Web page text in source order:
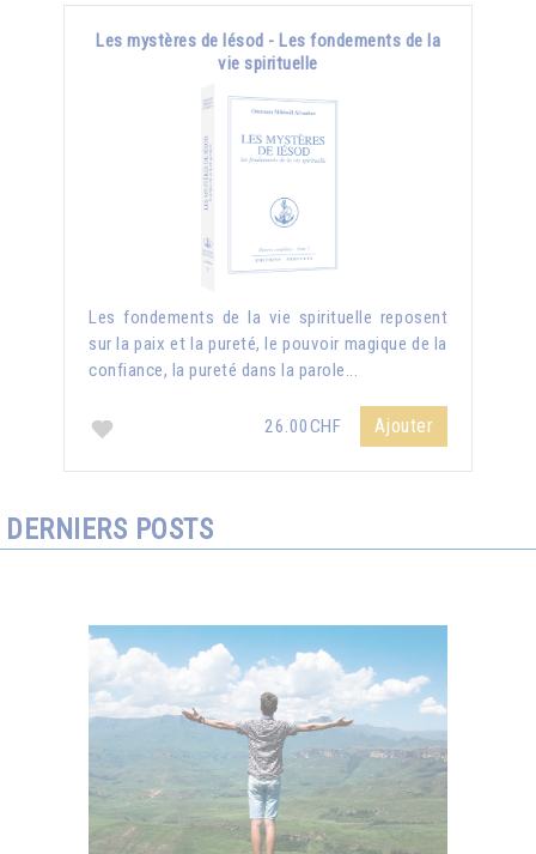
Les mystères de Iésod - Les fondements de la
vie spirituelle
Les fondements de la vie spirituelle reposent
sur la paix et la pureté, le pouvoir magique de la
confiance, la pureté dans la parole...
26.00CHF Ajouter
DERNIERS POSTS